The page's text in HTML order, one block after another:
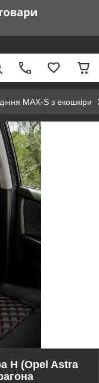
MAX-S з екошкіри
H (Opel Astra